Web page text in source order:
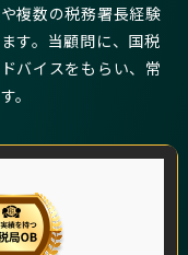
複数の税務署長経験
す。当顧問に、国税
バイスをもらい、常
。